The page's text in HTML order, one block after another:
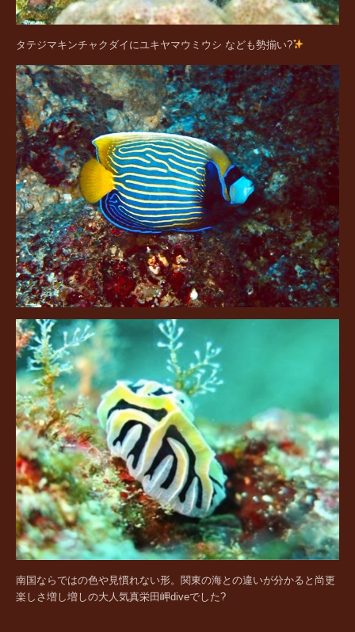
タテジマキンチャクダイにユキヤマウミウシ なども勢揃い?
南国ならではの色や見慣れない形。関東の海との違いが分かると尚更
楽しさ増し増しの大人気真栄田岬diveでした?